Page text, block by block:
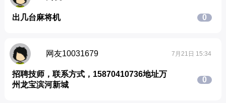
出几台麻将机 0
网友10031679 7月21日 15:34
招聘技师，联系方式，15870410736地址万
州龙宝滨河新城
0